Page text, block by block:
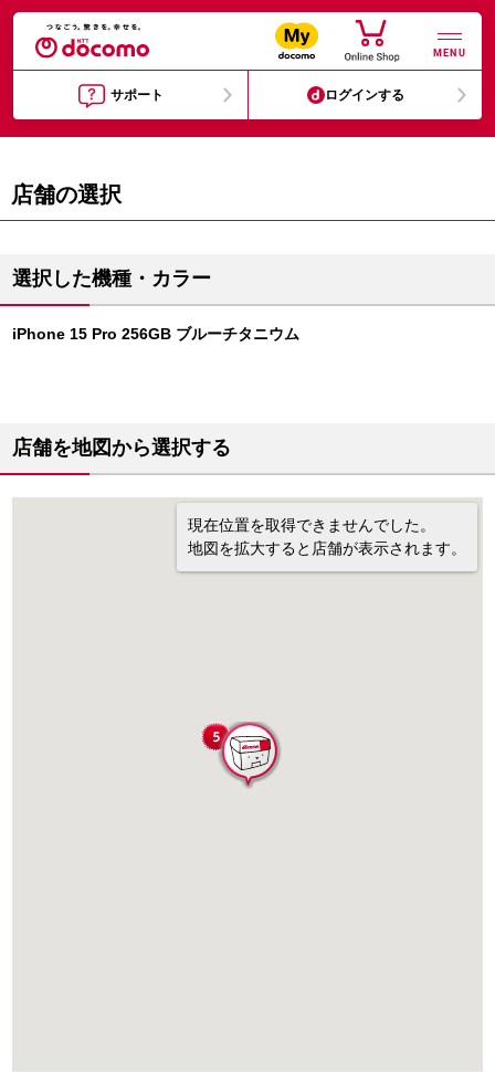
MENU
サポート ログインする
店舗の選択
選択した機種・カラー
iPhone 15 Pro 256GB ブルーチタニウム
店舗を地図から選択する
現在位置を取得できませんでした。
地図を拡大すると店舗が表示されます。